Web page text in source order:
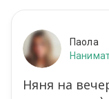
Паола
Няня на